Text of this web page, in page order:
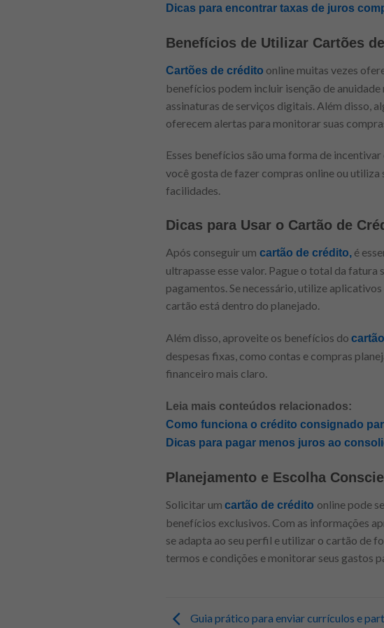
Dicas para encontrar taxas de juros
Benefícios de Utilizar Cartões
Cartões de crédito online muitas vezes
benefícios podem incluir isenção de
assinaturas de serviços digitais. Além disso,
oferecem alertas para monitorar suas
Esses benefícios são uma forma de
você gosta de fazer compras online ou
facilidades.
Dicas para Usar o Cartão de
Após conseguir um cartão de crédito, é
ultrapasse esse valor. Pague o total da
pagamentos. Se necessário, utilize
cartão está dentro do planejado.
Além disso, aproveite os benefícios do cartão
despesas fixas, como contas e compras
financeiro mais claro.
Leia mais conteúdos relacionados:
Como funciona o crédito consignado
Dicas para pagar menos juros ao
Planejamento e Escolha
Solicitar um cartão de crédito online pode
benefícios exclusivos. Com as informações
se adapta ao seu perfil e utilizar o cartão de
termos e condições e monitorar seus gastos
Guia prático para enviar currículos e